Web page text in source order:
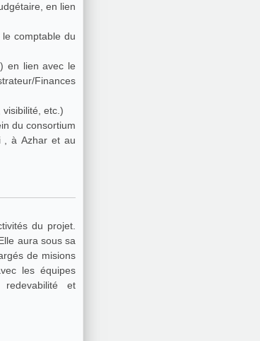
en lien
comptable du
en lien avec le
etc.)
du consortium
, à Azhar et au
du projet.
aura sous sa
de misions
et